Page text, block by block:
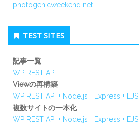
photogenicweekend.net
TEST SITES
記事一覧
WP REST API
Viewの再構築
WP REST API + Node.js + Express + EJS
複数サイトの一本化
WP REST API + Node.js + Express +